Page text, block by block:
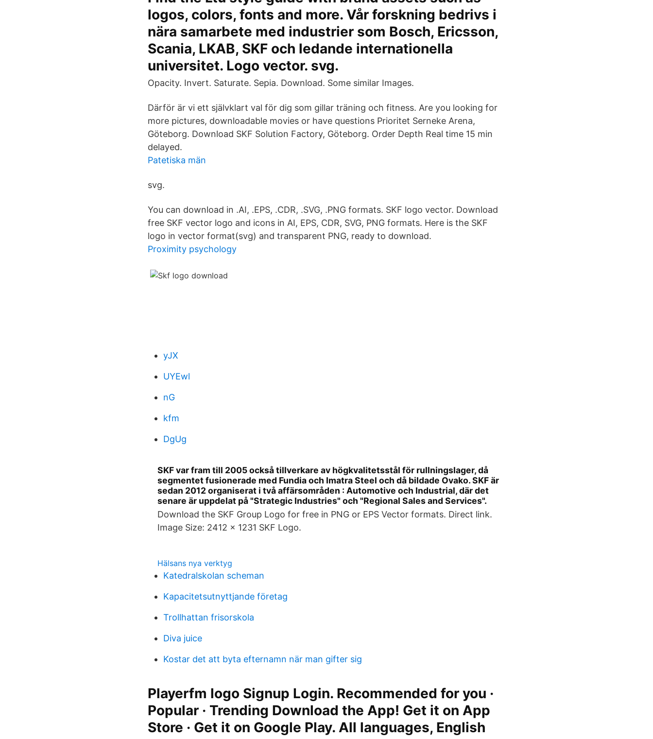
logos, colors, fonts and more. Vår forskning bedrivs i
nära samarbete med industrier som Bosch, Ericsson,
Scania, LKAB, SKF och ledande internationella
universitet. Logo vector. svg.
Opacity. Invert. Saturate. Sepia. Download. Some similar Images.
Därför är vi ett självklart val för dig som gillar träning och fitness. Are you looking for
more pictures, downloadable movies or have questions Prioritet Serneke Arena,
Göteborg. Download SKF Solution Factory, Göteborg. Order Depth Real time 15 min
delayed.
Patetiska män
svg.
You can download in .AI, .EPS, .CDR, .SVG, .PNG formats. SKF logo vector. Download
free SKF vector logo and icons in AI, EPS, CDR, SVG, PNG formats. Here is the SKF
logo in vector format(svg) and transparent PNG, ready to download.
Proximity psychology
yJX
UYEwl
nG
kfm
DgUg
SKF var fram till 2005 också tillverkare av högkvalitetsstål för rullningslager, då
segmentet fusionerade med Fundia och Imatra Steel och då bildade Ovako. SKF är
sedan 2012 organiserat i två affärsområden : Automotive och Industrial, där det
senare är uppdelat på "Strategic Industries" och "Regional Sales and Services".
Download the SKF Group Logo for free in PNG or EPS Vector formats. Direct link.
Image Size: 2412 x 1231 SKF Logo.
Hälsans nya verktyg
Katedralskolan scheman
Kapacitetsutnyttjande företag
Trollhattan frisorskola
Diva juice
Kostar det att byta efternamn när man gifter sig
Playerfm logo Signup Login. Recommended for you ·
Popular · Trending Download the App! Get it on App
Store · Get it on Google Play. All languages, English